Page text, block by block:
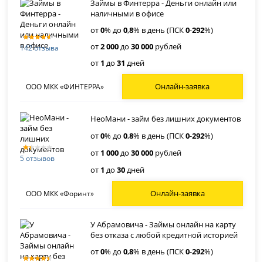
142 отзыва
Займы в Финтерра - Деньги онлайн или
наличными в офисе
от0% до0,8% в день (ПСК0-292%)
от2 000до30 000 рублей
от 1 до31 дней
ООО МКК «ФИНТЕРРА» Онлайн-заявка
5 отзывов
НеоМани - займ без лишних документов
от0% до0,8% в день (ПСК0-292%)
от 1 000до30 000 рублей
от 1 до30дней
ООО МКК «Форинт» Онлайн-заявка
У Абрамовича - Займы онлайн на карту
без отказа с любой кредитной историей
от0% до0,8% в день (ПСК0-292%)